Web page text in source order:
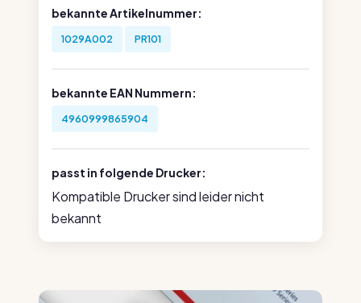
bekannte Artikelnummer:
1029A002 PR101
bekannte EAN Nummern:
4960999865904
passt in folgende Drucker:
Kompatible Drucker sind leider nicht
bekannt